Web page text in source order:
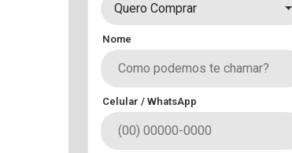
Quero Comprar
Nome
Celular / WhatsApp